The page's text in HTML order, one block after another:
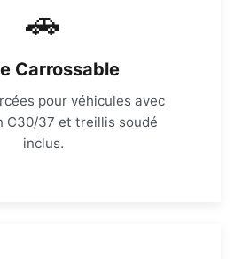
🚗
Carrossable
pour véhicules avec
C30/37 et treillis soudé
inclus.